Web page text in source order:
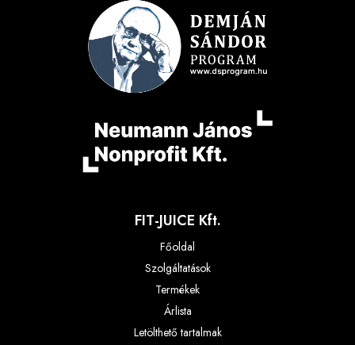
FIT-JUICE Kft.
Főoldal
Szolgáltatások
Termékek
Árlista
Letölthető tartalmak